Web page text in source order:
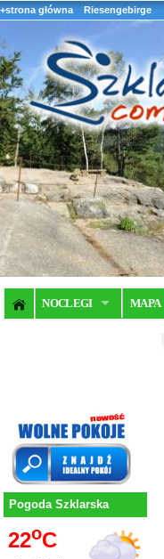
+strona główna Riesengebirge
NOCLEGI MAPA
Pogoda Szklarska
22oC